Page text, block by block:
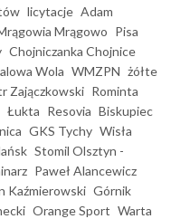
licytacje Adam
Mrągowo Pisa
Chojniczanka Chojnice
Wola WMZPN żółte
Zajączkowski Rominta
Łukta Resovia Biskupiec
GKS Tychy Wisła
Stomil Olsztyn -
Paweł Alancewicz
Kaźmierowski Górnik
Orange Sport Warta